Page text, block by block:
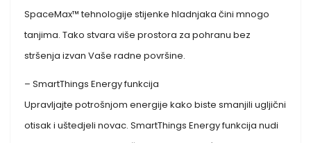
SpaceMax™ tehnologije stijenke hladnjaka čini mnogo
tanjima. Tako stvara više prostora za pohranu bez
stršenja izvan Vaše radne površine.
– SmartThings Energy funkcija
Upravljajte potrošnjom energije kako biste smanjili ugljični
otisak i uštedjeli novac. SmartThings Energy funkcija nudi